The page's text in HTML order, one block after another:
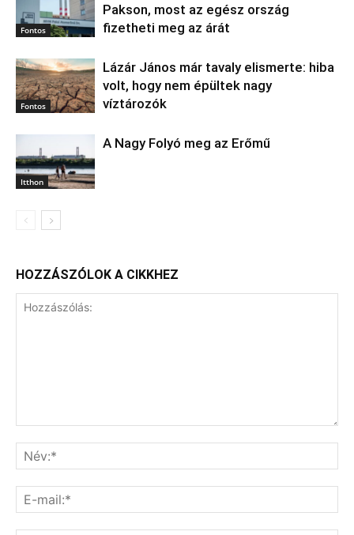
Fontos
Pakson, most az egész ország
fizetheti meg az árát
Fontos
Lázár János már tavaly elismerte: hiba
volt, hogy nem épültek nagy
víztározók
Itthon
A Nagy Folyó meg az Erőmű
HOZZÁSZÓLOK A CIKKHEZ